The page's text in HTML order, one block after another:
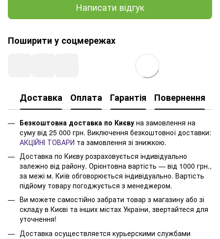
Написати відгук
Поширити у соцмережах
Доставка Оплата Гарантія Повернення
Безкоштовна доставка по Києву на замовлення на
суму від 25 000 грн. Виключення безкоштовної доставки:
АКЦІЙНІ ТОВАРИ та замовлення зі знижкою.
Доставка по Києву розраховується індивідуально
залежно від району. Орієнтовна вартість — від 1000 грн.,
за межі м. Київ обговорюється індивідуально. Вартість
підйому товару погоджується з менеджером.
Ви можете самостійно забрати товар з магазину або зі
складу в Києві та інших містах України, звертайтеся для
уточнення!
Доставка осуществляется курьерскими службами